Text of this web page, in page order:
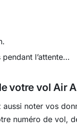
l’attente…
votre vol Air
noter vos
numéro de vol,